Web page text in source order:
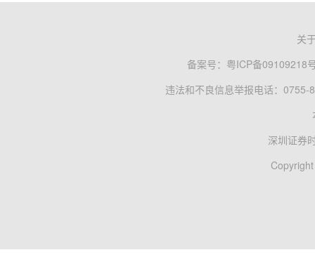
关
备案号： 粤ICP备09109218
违法和不良信息举报电话：0755-
深圳证券